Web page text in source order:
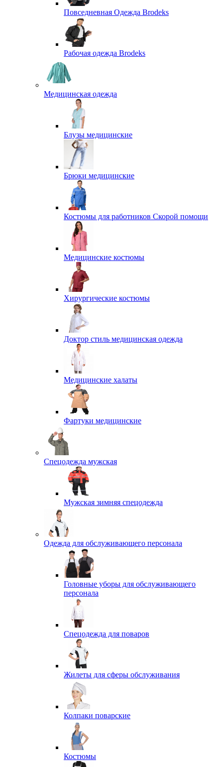
Повседневная Одежда Brodeks
Рабочая одежда Brodeks
Медицинская одежда
Блузы медицинские
Брюки медицинские
Костюмы для работников Скорой помощи
Медицинские костюмы
Хирургические костюмы
Доктор стиль медицинская одежда
Медицинские халаты
Фартуки медицинские
Спецодежда мужская
Мужская зимняя спецодежда
Одежда для обслуживающего персонала
Головные уборы для обслуживающего
персонала
Спецодежда для поваров
Жилеты для сферы обслуживания
Колпаки поварские
Костюмы